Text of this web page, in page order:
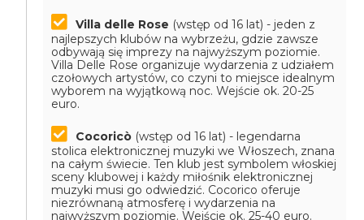
Villa delle Rose (wstęp od 16 lat) - jeden z
najlepszych klubów na wybrzeżu, gdzie zawsze
odbywają się imprezy na najwyższym poziomie.
Villa Delle Rose organizuje wydarzenia z udziałem
czołowych artystów, co czyni to miejsce idealnym
wyborem na wyjątkową noc. Wejście ok. 20-25
euro.
Cocoricò (wstęp od 16 lat) - legendarna
stolica elektronicznej muzyki we Włoszech, znana
na całym świecie. Ten klub jest symbolem włoskiej
sceny klubowej i każdy miłośnik elektronicznej
muzyki musi go odwiedzić. Cocorico oferuje
niezrównaną atmosferę i wydarzenia na
najwyższym poziomie. Wejście ok. 25-40 euro.